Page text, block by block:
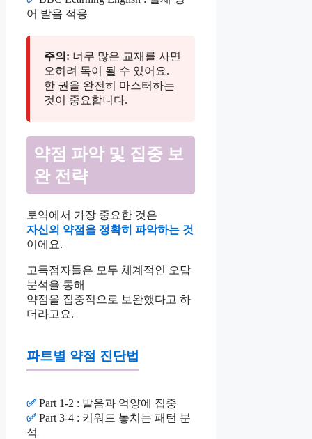
어 발음 적응
주의: 너무 많은 교재를 사면
오히려 독이 될 수 있어요.
한 권을 완전히 마스터하는
것이 중요합니다.
약점 파악 및 집중 보
완 전략
토익에서 가장 중요한 것은
자신의 약점을 정확히 파악하는 것
이에요.
고득점자들은 모두 체계적인 오답
분석을 통해
약점을 집중적으로 보완했다고 하
더라고요.
파트별 약점 진단법
✅ Part 1-2 : 발음과 억양에 집중
✅ Part 3-4 : 키워드 놓치는 패턴 분
석